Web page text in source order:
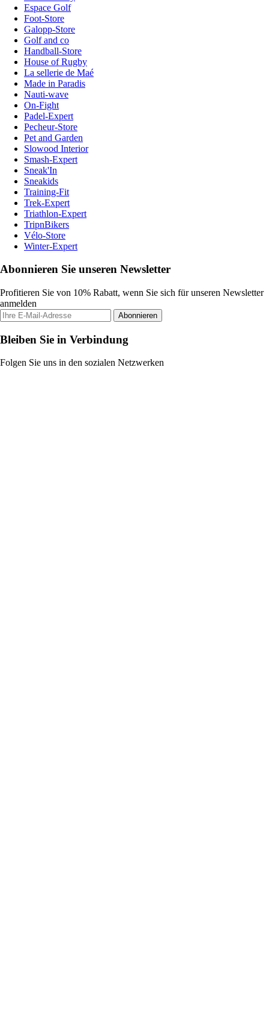
Espace Golf
Foot-Store
Galopp-Store
Golf and co
Handball-Store
House of Rugby
La sellerie de Maé
Made in Paradis
Nauti-wave
On-Fight
Padel-Expert
Pecheur-Store
Pet and Garden
Slowood Interior
Smash-Expert
Sneak'In
Sneakids
Training-Fit
Trek-Expert
Triathlon-Expert
TripnBikers
Vélo-Store
Winter-Expert
Abonnieren Sie unseren Newsletter
Profitieren Sie von 10% Rabatt, wenn Sie sich für unseren Newsletter
anmelden
Abonnieren
Bleiben Sie in Verbindung
Folgen Sie uns in den sozialen Netzwerken